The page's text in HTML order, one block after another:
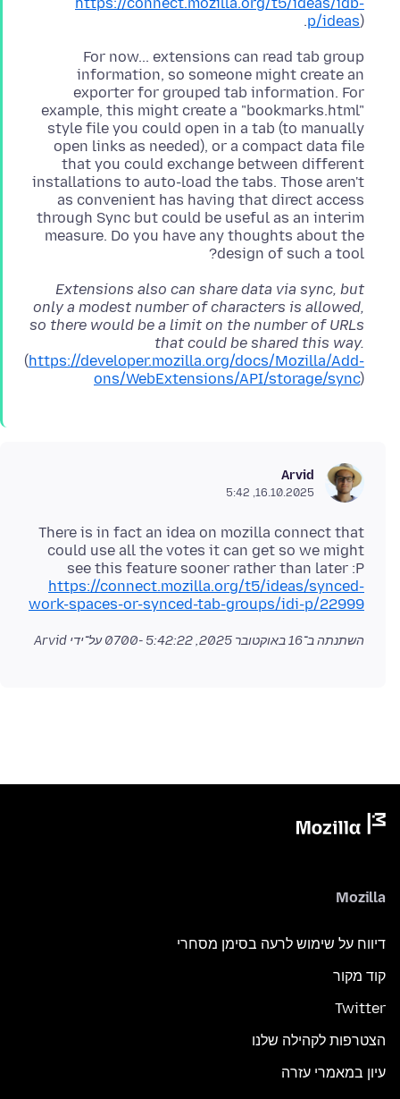
p/ideas).
For now... extensions can read tab group
information, so someone might create an
exporter for grouped tab information. For
example, this might create a "bookmarks.html"
style file you could open in a tab (to manually
open links as needed), or a compact data file
that you could exchange between different
installations to auto-load the tabs. Those aren't
as convenient has having that direct access
through Sync but could be useful as an interim
measure. Do you have any thoughts about the
design of such a tool?
Extensions also can share data via sync, but
only a modest number of characters is allowed,
so there would be a limit on the number of URLs
that could be shared this way.
(https://developer.mozilla.org/docs/Mozilla/Add-
ons/WebExtensions/API/storage/sync)
Arvid
16.10.2025, 5:42
There is in fact an idea on mozilla connect that
could use all the votes it can get so we might
see this feature sooner rather than later :P
https://connect.mozilla.org/t5/ideas/synced-
work-spaces-or-synced-tab-groups/idi-p/22999
השתנתה ב־16 באוקטובר 2025, 5:42:22 -0700 על־ידי Arvid
Mozilla
דיווח על שימוש לרעה בסימן מסחרי
קוד מקור
Twitter
הצטרפות לקהילה שלנו
עיון במאמרי עזרה